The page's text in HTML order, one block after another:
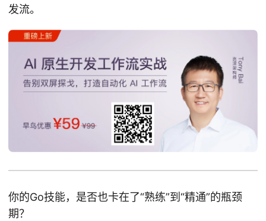
发流。
你的Go技能，是否也卡在了“熟练”到“精通”的瓶颈
期？